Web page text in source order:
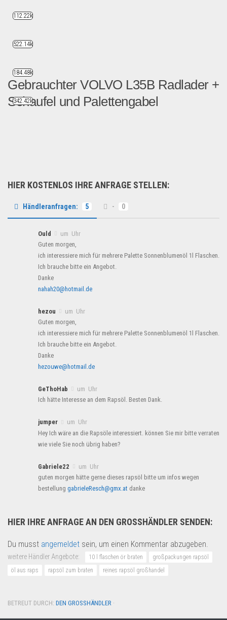
Gebrauchter VOLVO L35B Radlader +
Schaufel und Palettengabel
HIER KOSTENLOS IHRE ANFRAGE STELLEN:
Händleranfragen: 5 - 0
Ould
um Uhr
Guten morgen,
ich interessiere mich für mehrere Palette Sonnenblumenöl 1l Flaschen.
Ich brauche bitte ein Angebot.
Danke
nahah20@hotmail.de
hezou
um Uhr
Guten morgen,
ich interessiere mich für mehrere Palette Sonnenblumenöl 1l Flaschen.
Ich brauche bitte ein Angebot.
Danke
hezouwe@hotmail.de
GeThoHab
um Uhr
Ich hätte Interesse an dem Rapsöl. Besten Dank.
jumper
um Uhr
Hey Ich wäre an die Rapsöle interessiert. können Sie mir bitte verraten
wie viele Sie noch übrig haben?
Gabriele22
um Uhr
guten morgen hätte gerne dieses rapsöl bitte um infos wegen
bestellung gabrieleResch@gmx.at danke
HIER IHRE ANFRAGE AN DEN GROSSHÄNDLER SENDEN:
Du musst angemeldet sein, um einen Kommentar abzugeben.
weitere Händler Angebote: 10 l flaschen ör braten
großpackungen rapsöl
öl aus raps
rapsöl zum braten reines rapsöl großhandel
BETREUT DURCH: DEN GROSSHÄNDLER ·
112.22k
522.14k
184.48k
342.42k